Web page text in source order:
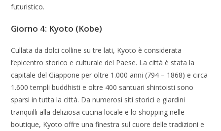
futuristico.
Giorno 4: Kyoto (Kobe)
Cullata da dolci colline su tre lati, Kyoto è considerata
l’epicentro storico e culturale del Paese. La città è stata la
capitale del Giappone per oltre 1.000 anni (794 – 1868) e circa
1.600 templi buddhisti e oltre 400 santuari shintoisti sono
sparsi in tutta la città. Da numerosi siti storici e giardini
tranquilli alla deliziosa cucina locale e lo shopping nelle
boutique, Kyoto offre una finestra sul cuore delle tradizioni e